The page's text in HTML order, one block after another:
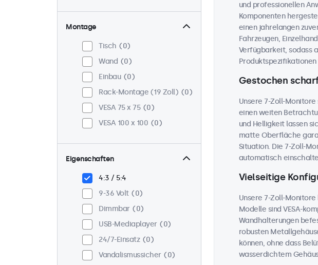
Montage
Tisch
0
Wand
0
Einbau
0
Rack-Montage (19 Zoll)
0
VESA 75 x 75
0
VESA 100 x 100
0
Eigenschaften
4:3 / 5:4
9-36 Volt
0
Dimmbar
0
USB-Mediaplayer
0
24/7-Einsatz
0
Vandalismussicher
0
und professionellen
Komponenten
einen jahrelangen
Fahrzeugen,
Verfügbarkeit, sodass
Gestochen
Unsere 7-Zoll-
einen weiten
und Helligkeit lassen
matte Oberfläche
Situation. Die 7-Zoll-
automatisch
Vielseitige
Unsere 7-Zoll-
Modelle sind VESA-
Wandhalterungen
robusten
können, ohne dass
wasserdichtem